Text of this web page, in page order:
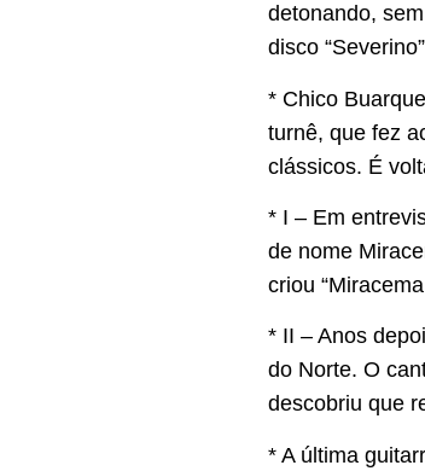
detonando,
disco
* Chico
turnê, que fez
clássicos. É
* I – Em
de nome
criou
* II – Anos
do Norte. O
descobriu que
* A última